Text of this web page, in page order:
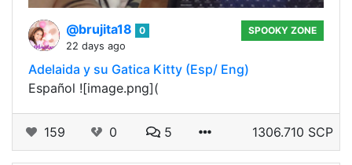
@brujita18
0
22 days ago
SPOOKY ZONE
Adelaida y su Gatica Kitty (Esp/ Eng)
Español ![image.png](
159 0 5 1306.710 SCP